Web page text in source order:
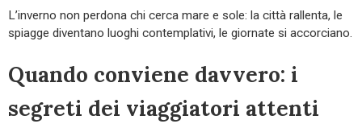
L’inverno non perdona chi cerca mare e sole: la città rallenta, le
spiagge diventano luoghi contemplativi, le giornate si accorciano.
Quando conviene davvero: i
segreti dei viaggiatori attenti